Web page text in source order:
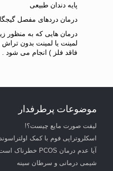
پایه دندان طبیعی
درمان دردهای مفصل
درمان هایی که به منظور
لمینت یا لمینت بدون
فاقد فلز ) انجام می شود .
موضوعات پرطرفدار
لیفت صورت مایع چیست؟!
اسکلروتراپی فوم با کمک
آیا عدم درمان PCOS خطرناک است؟
شیمی درمانی و سرطان سینه